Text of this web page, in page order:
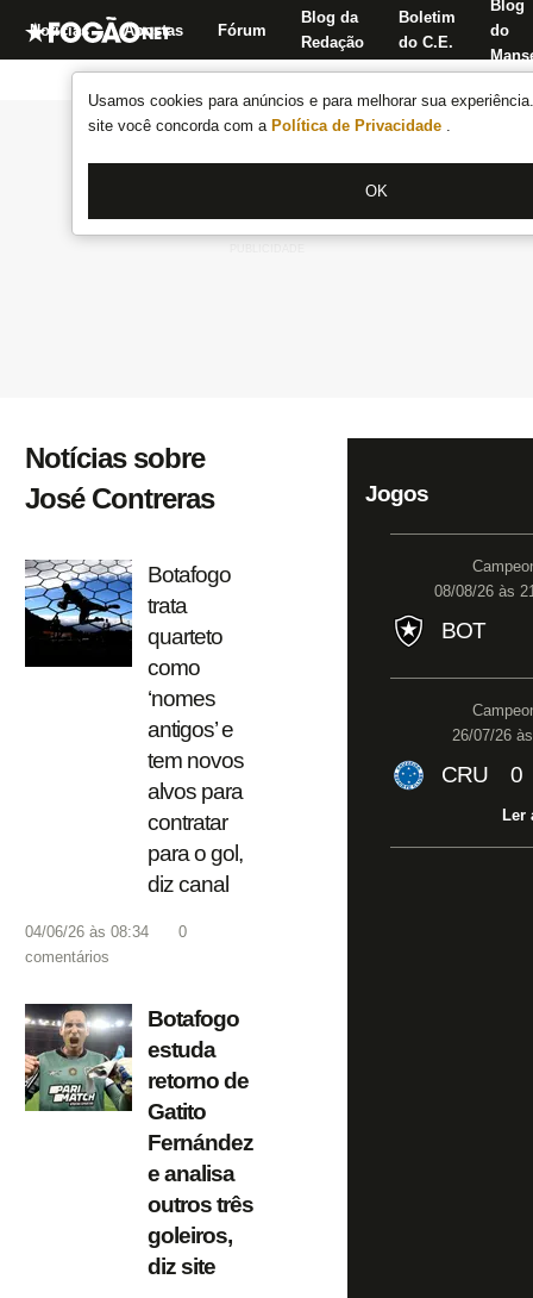
Usamos cookies para anúncios e para melhorar sua
site você concorda com a Política de Privacidade .
OK
Notícias Apostas Fórum
Blog da
Redação
Boletim
do C.E.
Blog
do
Notícias sobre
José Contreras
Botafogo
trata
quarteto
como
‘nomes
antigos’ e
tem novos
alvos para
contratar
para o gol,
diz canal
04/06/26 às 08:34
0
comentários
Botafogo
estuda
retorno de
Gatito
Fernández
e analisa
outros três
goleiros,
diz site
Jogos
08/08/26 às
BOT
26/07/26
CRU 0
Ler